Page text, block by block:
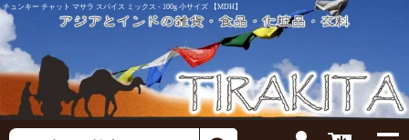
チュンキー チャット マサラ スパイス ミックス - 100g 小サイズ 【MDH】